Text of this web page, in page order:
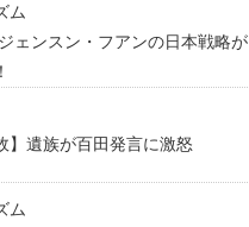
ム
ジェンスン・フアンの日本戦略が
】遺族が百田発言に激怒
ム